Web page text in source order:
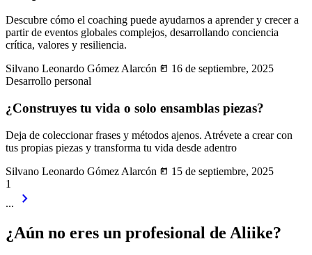
Descubre cómo el coaching puede ayudarnos a aprender y crecer a
partir de eventos globales complejos, desarrollando conciencia
crítica, valores y resiliencia.
Silvano Leonardo Gómez Alarcón today 16 de septiembre, 2025
Desarrollo personal
¿Construyes tu vida o solo ensamblas piezas?
Deja de coleccionar frases y métodos ajenos. Atrévete a crear con
tus propias piezas y transforma tu vida desde adentro
Silvano Leonardo Gómez Alarcón today 15 de septiembre, 2025
1
...
chevron_right
¿Aún no eres un profesional de Aliike?